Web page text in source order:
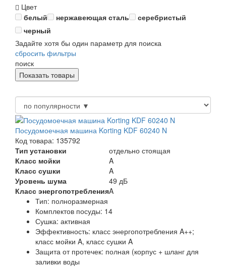
Цвет
белый
нержавеющая сталь
серебристый
черный
Задайте хотя бы один параметр для поиска
сбросить фильтры
поиск
Посудомоечная машина Korting KDF 60240 N
Код товара: 135792
Тип установки
отдельно стоящая
Класс мойки
A
Класс сушки
A
Уровень шума
49 дБ
Класс энергопотребленияA
Тип: полноразмерная
Комплектов посуды: 14
Сушка: активная
Эффективность: класс энергопотребления A++;
класс мойки A, класс сушки A
Защита от протечек: полная (корпус + шланг для
заливки воды